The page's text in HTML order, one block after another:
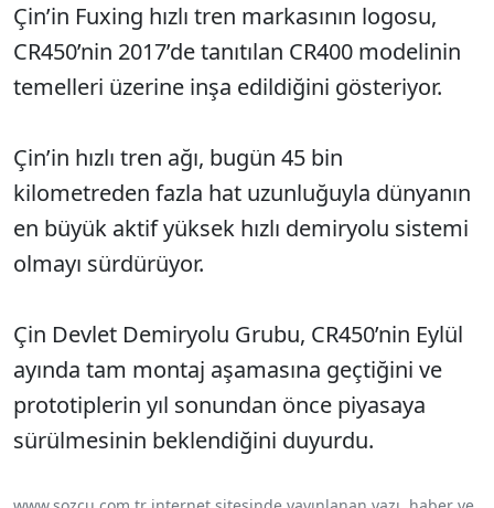
Çin’in Fuxing hızlı tren markasının logosu,
CR450’nin 2017’de tanıtılan CR400 modelinin
temelleri üzerine inşa edildiğini gösteriyor.
Çin’in hızlı tren ağı, bugün 45 bin
kilometreden fazla hat uzunluğuyla dünyanın
en büyük aktif yüksek hızlı demiryolu sistemi
olmayı sürdürüyor.
Çin Devlet Demiryolu Grubu, CR450’nin Eylül
ayında tam montaj aşamasına geçtiğini ve
prototiplerin yıl sonundan önce piyasaya
sürülmesinin beklendiğini duyurdu.